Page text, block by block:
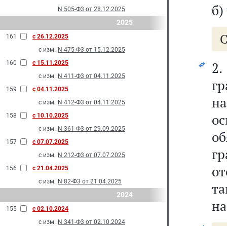
N 505-Ф3 от 28.12.2025
2025
161
с 26.12.2025
с изм. N 475-Ф3 от 15.12.2025
160
с 15.11.2025
с изм. N 411-Ф3 от 04.11.2025
159
с 04.11.2025
с изм. N 412-Ф3 от 04.11.2025
158
с 10.10.2025
с изм. N 361-Ф3 от 29.09.2025
157
с 07.07.2025
с изм. N 212-Ф3 от 07.07.2025
156
с 21.04.2025
с изм. N 82-Ф3 от 21.04.2025
2024
155
с 02.10.2024
с изм. N 341-Ф3 от 02.10.2024
б)